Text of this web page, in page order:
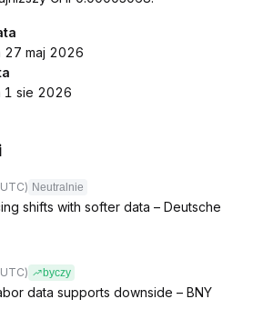
27 maj 2026
1 sie 2026
Neutralnie
shifts with softer data – Deutsche
byczy
data supports downside – BNY